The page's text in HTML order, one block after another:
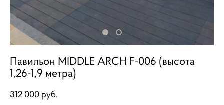
Павильон MIDDLE ARCH F-006 (высота
1,26-1,9 метра)
312 000 pуб.